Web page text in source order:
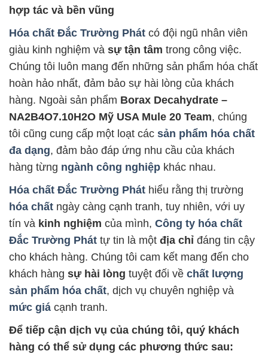
hợp tác và bền vũng
Hóa chất Đắc Trường Phát có đội ngũ nhân viên
giàu kinh nghiệm và sự tận tâm trong công việc.
Chúng tôi luôn mang đến những sản phẩm hóa chất
hoàn hảo nhất, đảm bảo sự hài lòng của khách
hàng. Ngoài sản phẩm Borax Decahydrate –
NA2B4O7.10H2O Mỹ USA Mule 20 Team, chúng
tôi cũng cung cấp một loạt các sản phẩm hóa chất
đa dạng, đảm bảo đáp ứng nhu cầu của khách
hàng từng ngành công nghiệp khác nhau.
Hóa chất Đắc Trường Phát hiểu rằng thị trường
hóa chất ngày càng cạnh tranh, tuy nhiên, với uy
tín và kinh nghiệm của mình, Công ty hóa chất
Đắc Trường Phát tự tin là một địa chỉ đáng tin cậy
cho khách hàng. Chúng tôi cam kết mang đến cho
khách hàng sự hài lòng tuyệt đối về chất lượng
sản phẩm hóa chất, dịch vụ chuyên nghiệp và
mức giá cạnh tranh.
Để tiếp cận dịch vụ của chúng tôi, quý khách
hàng có thể sử dụng các phương thức sau: